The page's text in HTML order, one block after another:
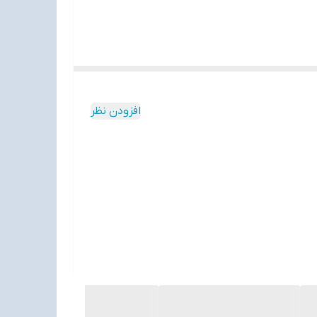
افزودن نظر